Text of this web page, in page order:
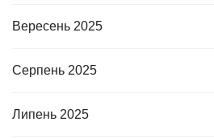
Вересень 2025
Серпень 2025
Липень 2025